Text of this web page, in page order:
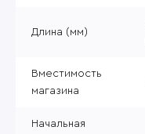
Длина (мм)
Вместимость
магазина
Начальная